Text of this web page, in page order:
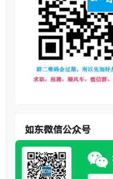
如东微信公众号